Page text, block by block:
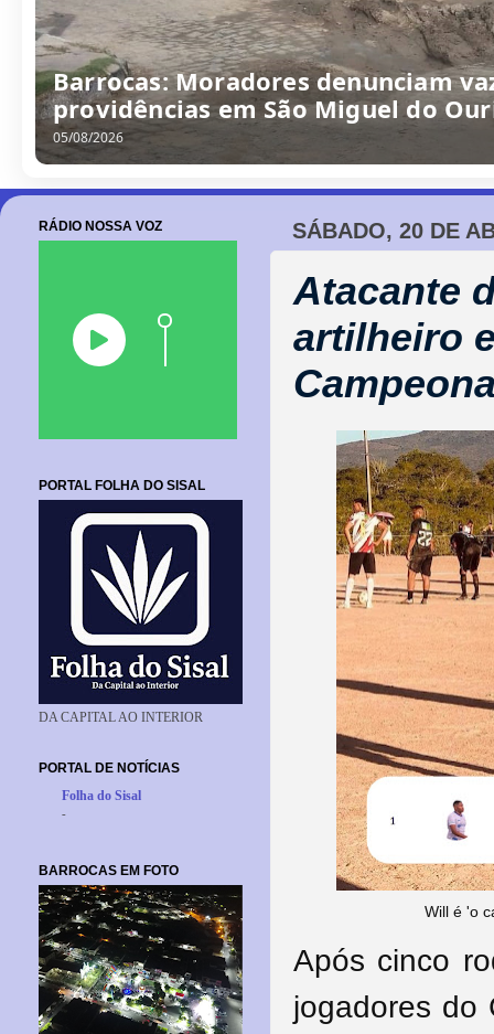
/
0
8
/
2
0
2
6
SÁBADO, 20 DE
Atacante
artilheiro
Will é 'o
Após cinco
jogadores do
RÁDIO NOSSA VOZ
PORTAL FOLHA DO SISAL
DA CAPITAL AO INTERIOR
PORTAL DE NOTÍCIAS
Folha do Sisal
-
BARROCAS EM FOTO